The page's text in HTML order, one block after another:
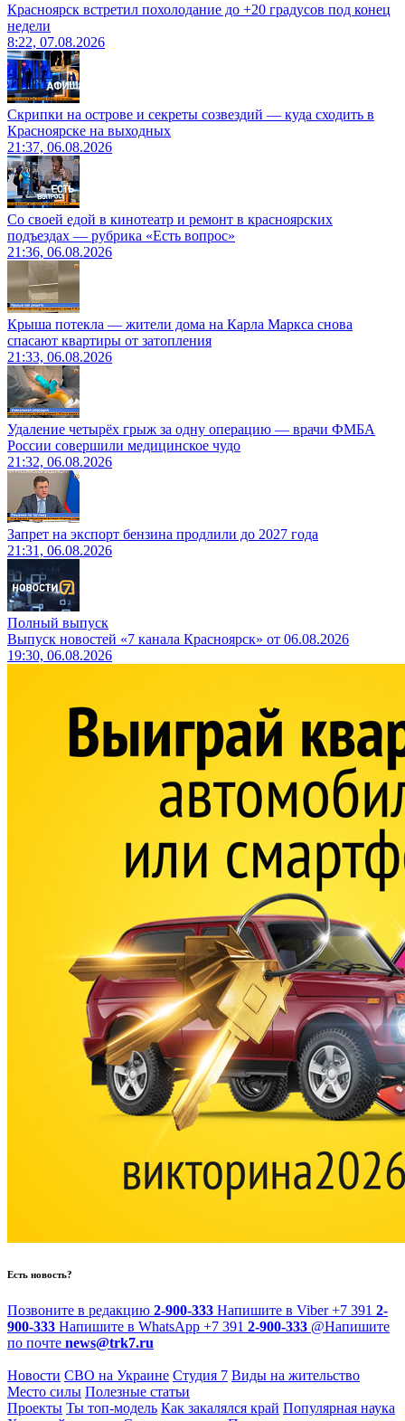
Красноярск встретил похолодание до +20 градусов под конец
недели
8:22, 07.08.2026
Скрипки на острове и секреты созвездий — куда сходить в
Красноярске на выходных
21:37, 06.08.2026
Со своей едой в кинотеатр и ремонт в красноярских
подъездах — рубрика «Есть вопрос»
21:36, 06.08.2026
Крыша потекла — жители дома на Карла Маркса снова
спасают квартиры от затопления
21:33, 06.08.2026
Удаление четырёх грыж за одну операцию — врачи ФМБА
России совершили медицинское чудо
21:32, 06.08.2026
Запрет на экспорт бензина продлили до 2027 года
21:31, 06.08.2026
Полный выпуск
Выпуск новостей «7 канала Красноярск» от 06.08.2026
19:30, 06.08.2026
Есть новость?
Позвоните в редакцию 2-900-333 Напишите в Viber +7 391 2-
900-333 Напишите в WhatsApp +7 391 2-900-333 @Напишите
по почте news@trk7.ru
Новости СВО на Украине Студия 7 Виды на жительство
Место силы Полезные статьи
Проекты Ты топ-модель Как закалялся край Популярная наука